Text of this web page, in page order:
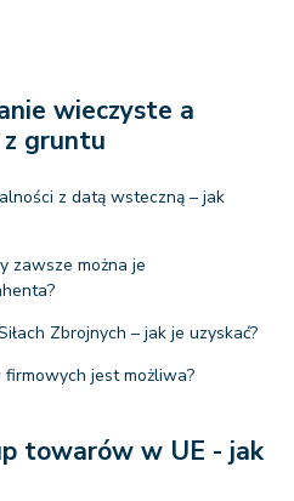
wieczyste a
gruntu
z datą wsteczną – jak
zawsze można je
Zbrojnych – jak je uzyskać?
jest możliwa?
towarów w UE - jak